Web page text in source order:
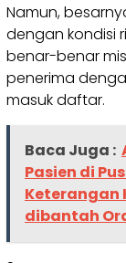
Namun,
dengan kondisi
benar-benar
penerima
masuk daftar.
Baca Juga :
Pasien di
Keterangan
dibantah